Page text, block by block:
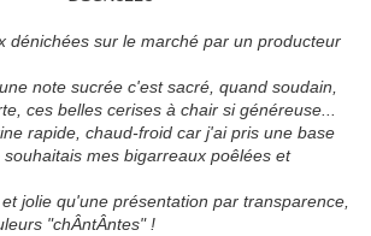
dénichées sur le marché par un producteur
note sucrée c'est sacré, quand soudain,
ces belles cerises à chair si généreuse...
rapide, chaud-froid car j'ai pris une base
mes bigarreaux poêlées et
jolie qu'une présentation par transparence,
"chÂntÂntes" !